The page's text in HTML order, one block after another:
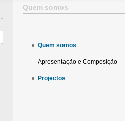
Quem somos
Quem somos
Apresentação e Composição
Projectos